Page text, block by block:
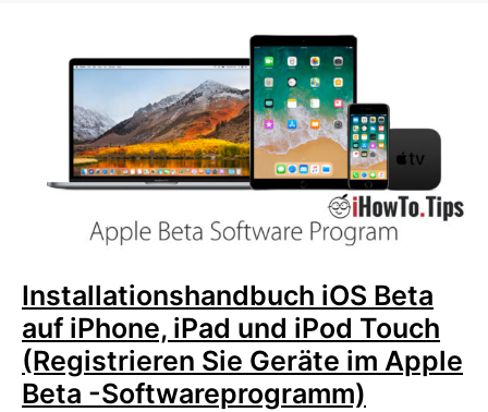
Installationshandbuch iOS Beta
auf iPhone, iPad und iPod Touch
(Registrieren Sie Geräte im Apple
Beta -Softwareprogramm)